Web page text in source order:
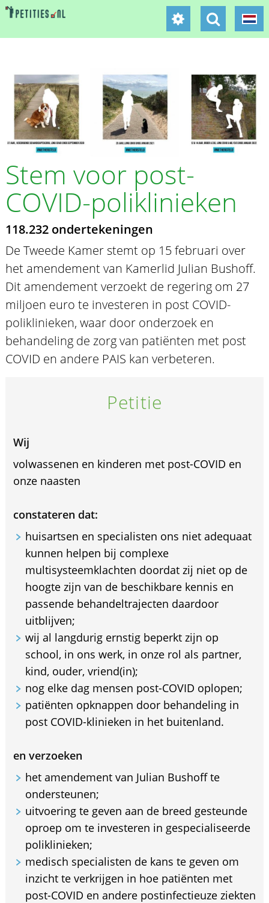
Stem voor post-
COVID-poliklinieken
118.232 ondertekeningen
De Tweede Kamer stemt op 15 februari over
het amendement van Kamerlid Julian Bushoff.
Dit amendement verzoekt de regering om 27
miljoen euro te investeren in post COVID-
poliklinieken, waar door onderzoek en
behandeling de zorg van patiënten met post
COVID en andere PAIS kan verbeteren.
Petitie
Wij
volwassenen en kinderen met post-COVID en
onze naasten
constateren dat:
huisartsen en specialisten ons niet adequaat
kunnen helpen bij complexe
multisysteemklachten doordat zij niet op de
hoogte zijn van de beschikbare kennis en
passende behandeltrajecten daardoor
uitblijven;
wij al langdurig ernstig beperkt zijn op
school, in ons werk, in onze rol als partner,
kind, ouder, vriend(in);
nog elke dag mensen post-COVID oplopen;
patiënten opknappen door behandeling in
post COVID-klinieken in het buitenland.
en verzoeken
het amendement van Julian Bushoff te
ondersteunen;
uitvoering te geven aan de breed gesteunde
oproep om te investeren in gespecialiseerde
poliklinieken;
medisch specialisten de kans te geven om
inzicht te verkrijgen in hoe patiënten met
post-COVID en andere postinfectieuze ziekten